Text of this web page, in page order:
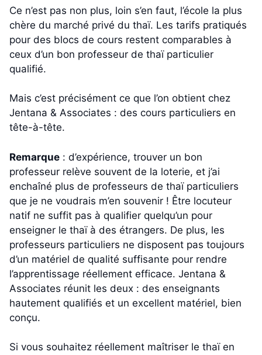
Ce n’est pas non plus, loin s’en faut, l’école la plus
chère du marché privé du thaï. Les tarifs pratiqués
pour des blocs de cours restent comparables à
ceux d’un bon professeur de thaï particulier
qualifié.
Mais c’est précisément ce que l’on obtient chez
Jentana & Associates : des cours particuliers en
tête-à-tête.
Remarque : d’expérience, trouver un bon
professeur relève souvent de la loterie, et j’ai
enchaîné plus de professeurs de thaï particuliers
que je ne voudrais m’en souvenir ! Être locuteur
natif ne suffit pas à qualifier quelqu’un pour
enseigner le thaï à des étrangers. De plus, les
professeurs particuliers ne disposent pas toujours
d’un matériel de qualité suffisante pour rendre
l’apprentissage réellement efficace. Jentana &
Associates réunit les deux : des enseignants
hautement qualifiés et un excellent matériel, bien
conçu.
Si vous souhaitez réellement maîtriser le thaï en